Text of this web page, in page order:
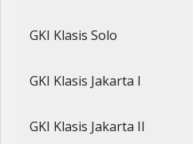
GKI Klasis Solo
GKI Klasis Jakarta I
GKI Klasis Jakarta II